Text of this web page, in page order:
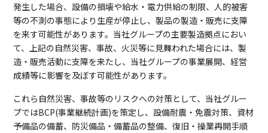
発生した場合、設備の損壊や給水・電力供給の制限、人的被害
等の不測の事態により生産が停止し、製品の製造・販売に支障
を来す可能性があります。当社グループの主要製造拠点におい
て、上記の自然災害、事故、火災等に見舞われた場合には、製
造・販売活動に支障を来たし、当社グループの事業展開、経営
成績等に影響を及ぼす可能性があります。
これら自然災害、事故等のリスクへの対策として、当社グルー
プではBCP(事業継続計画)を策定し、設備耐震・免震対策、資材
予備品の備蓄、防災備品・備蓄品の整備、復旧・操業再開手順